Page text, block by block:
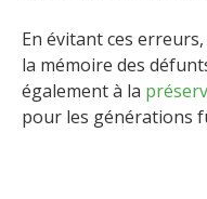
En évitant ces
la mémoire des
également à la
pour les générations